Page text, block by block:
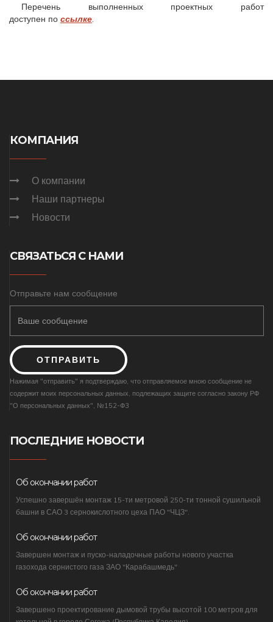
Перечень выполненных проектных работ
доступен по ссылке.
КОМПАНИЯ
О компании
Наши партнеры
Новости
СВЯЗАТЬСЯ С НАМИ
Отправьте нам сообщение
ОТПРАВИТЬ
Нажимая "отправить" я подтверждаю, что отправляемое мною сообщение не
содержит моих персональных данных, подлежащих защите согласно закону РФ
"О персональных данных", №152-Ф3
ПОСЛЕДНИЕ НОВОСТИ
Об окончании работ
Успешно завершён монтаж 15-ти метровой 250-ти тонной сушильной
башни в САО 3 сернокислотного цеха ПАО "ЧЦЗ".
Об окончании работ
Завершен монтаж и пуско-наладочные работы нового участка
газохода сернистого газа ЗАО "Карабашмедь"
Об окончании работ
Завершено проектирование дымовой трубы высотой 100 метров для